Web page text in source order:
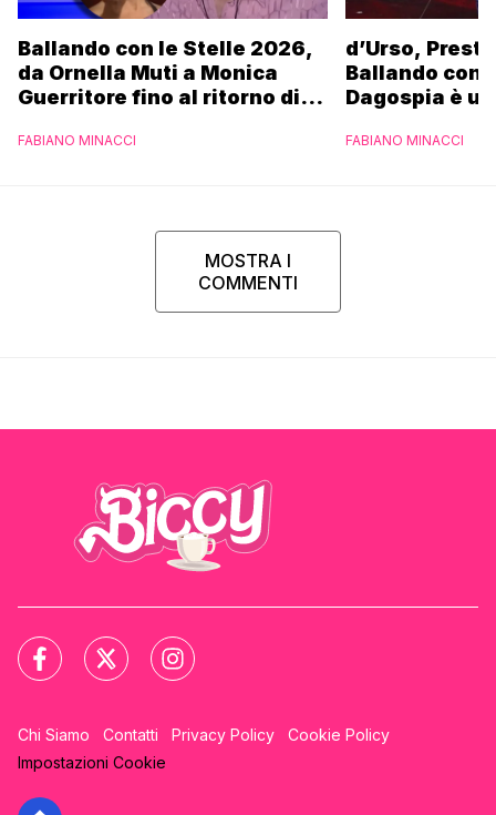
Ballando con le Stelle 2026,
da Ornella Muti a Monica
Guerritore fino al ritorno di
l’esclusiva di Gabriele
FABIANO MINACCI
d’Urso,
Ballando con
Dagospia è
FABIANO MINACCI
MOSTRA I
COMMENTI
Chi Siamo Contatti Privacy Policy
Cookie Policy
Impostazioni Cookie